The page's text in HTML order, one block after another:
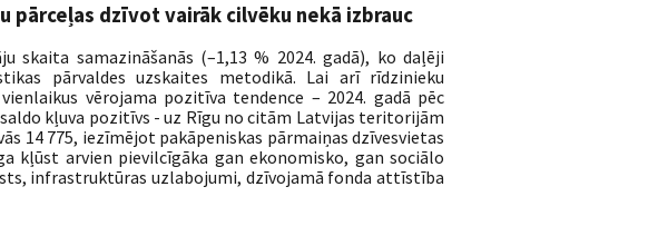
pārceļas dzīvot vairāk cilvēku nekā izbrauc
skaita samazināšanās (–1,13 % 2024. gadā), ko daļēji
pārvaldes uzskaites metodikā. Lai arī rīdzinieku
vērojama pozitīva tendence – 2024. gadā pēc
kļuva pozitīvs - uz Rīgu no citām Latvijas teritorijām
14 775, iezīmējot pakāpeniskas pārmaiņas dzīvesvietas
kļūst arvien pievilcīgāka gan ekonomisko, gan sociālo
infrastruktūras uzlabojumi, dzīvojamā fonda attīstība